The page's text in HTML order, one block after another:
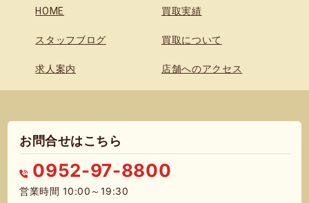
HOME 買取実績
スタッフブログ 買取について
求人案内 店舗へのアクセス
お問合せはこちら
0952-97-8800
営業時間 10:00～19:30